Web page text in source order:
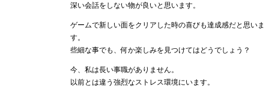
深い会話をしない物が良いと思います。
ゲームで新しい面をクリアした時の喜びも達成感だと思いま
す。
些細な事でも、何か楽しみを見つけてはどうでしょう？
今、私は長い事職がありません。
以前とは違う強烈なストレス環境にいます。